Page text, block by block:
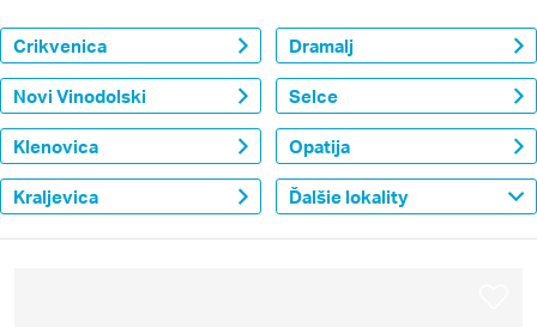
Crikvenica Dramalj
Novi Vinodolski Selce
Klenovica Opatija
Kraljevica Ďalšie lokality